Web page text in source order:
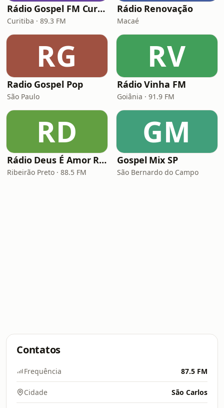
Rádio Gospel FM Curitiba
Curitiba · 89.3 FM
Rádio Renovação
Macaé
RG
Radio Gospel Pop
São Paulo
RV
Rádio Vinha FM
Goiânia · 91.9 FM
RD
Rádio Deus É Amor Ribeirão Preto
Ribeirão Preto · 88.5 FM
GM
Gospel Mix SP
São Bernardo do Campo
Contatos
Frequência 87.5 FM
Cidade São Carlos